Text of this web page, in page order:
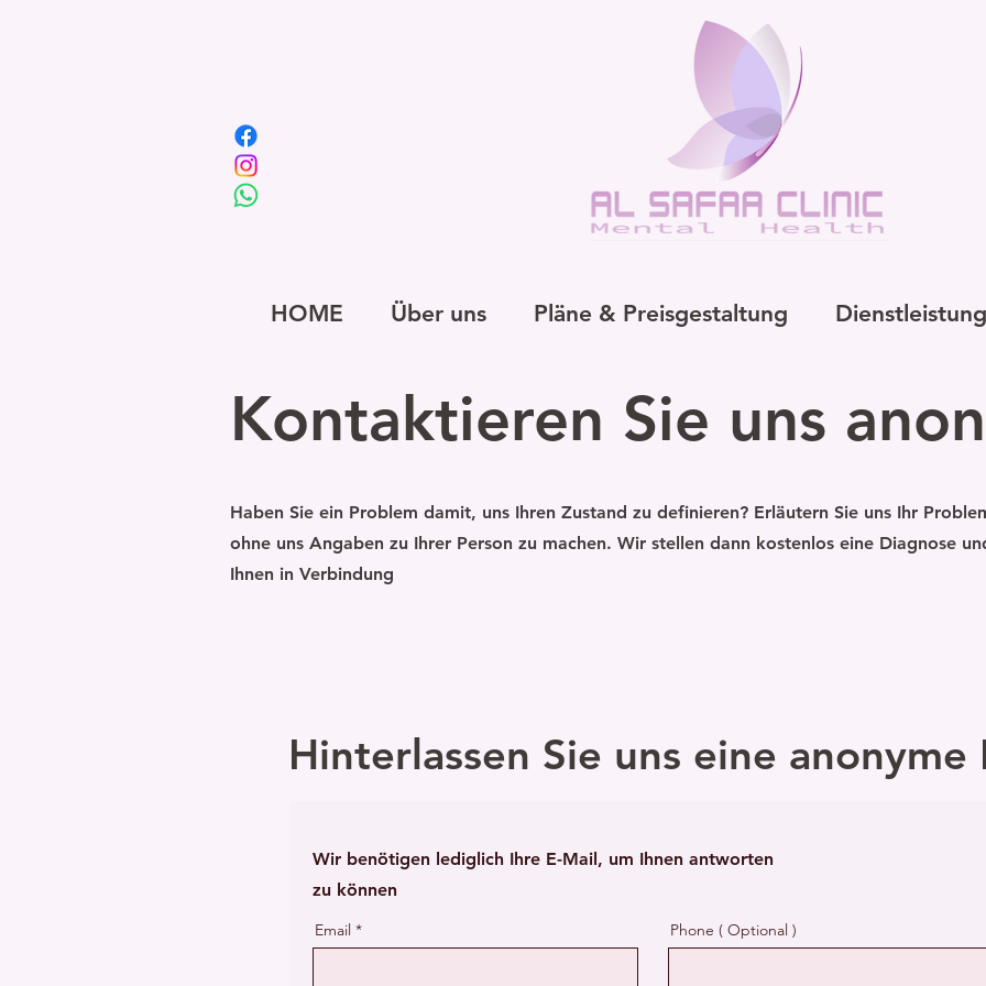
HOME Über uns Pläne & Preisgestaltung
Kontaktieren Sie uns
Haben Sie ein Problem damit, uns Ihren Zustand zu definieren? Erläutern Sie uns Ihr
ohne uns Angaben zu Ihrer Person zu machen. Wir stellen dann kostenlos eine Diagnose
Ihnen in Verbindung
Hinterlassen Sie uns eine anonyme
Wir benötigen lediglich Ihre E-Mail, um Ihnen antworten
zu können
Email Phone ( Optional )